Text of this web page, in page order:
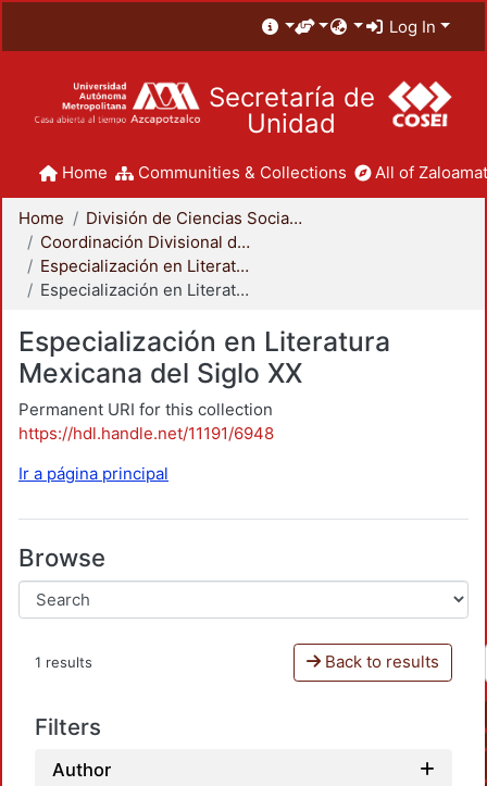
Log In
Secretaría de
Unidad
Home Communities & Collections All of
Home
División de Ciencias Sociales y Humanidades
Coordinación Divisional de Posgrado
Especialización en Literatura Mexicana del Siglo XX
Especialización en Literatura Mexicana del Siglo XX
Especialización en Literatura
Mexicana del Siglo XX
Permanent URI for this collection
https://hdl.handle.net/11191/6948
Ir a página principal
Browse
1 results Back to results
Filters
Author